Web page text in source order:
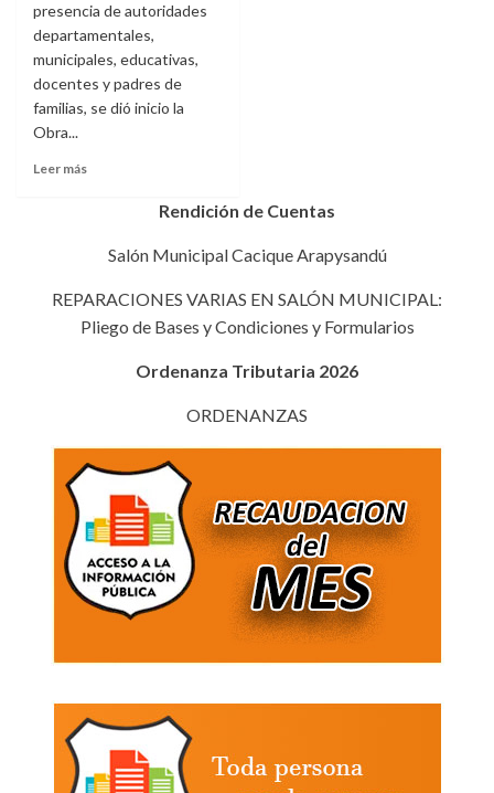
presencia de autoridades
departamentales,
municipales, educativas,
docentes y padres de
familias, se dió inicio la
Obra...
Leer más
INVERSIÓN
EDUCACIÓN
EL
Rendición de Cuentas
Salón Municipal Cacique Arapysandú
REPARACIONES VARIAS EN SALÓN MUNICIPAL:
Pliego de Bases y Condiciones y Formularios
Ordenanza Tributaria 2026
ORDENANZAS